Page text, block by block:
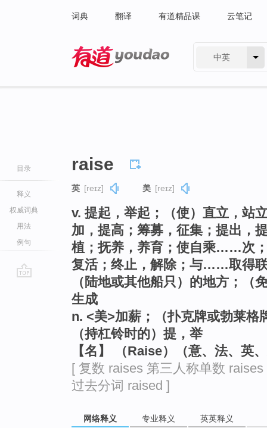
词典 翻译 有道精品课 云笔记
中英
目录
释义
权威词典
用法
例句
raise
英 [reɪz] 美 [reɪz]
v. 提起，举起；（使）直立，站
加，提高；筹募，征集；提出，
植；抚养，养育；使自乘……次
复活；终止，解除；与……取得
（陆地或其他船只）的地方；（
生成
n. <美>加薪；（扑克牌或勃莱格
（持杠铃时的）提，举
【名】 （Raise）（意、法、英
[ 复数 raises 第三人称单数
过去分词 raised ]
网络释义 专业释义 英英释义